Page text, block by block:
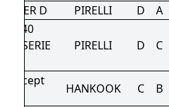
D
PIRELLI D A
240
SERIE
PIRELLI D C
icept
HANKOOK C B